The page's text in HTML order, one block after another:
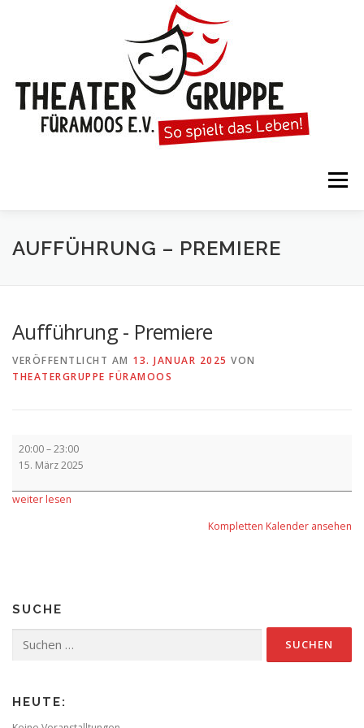
Menü
STARTSEITE DIE THEATERGRUPPE
KALENDER GESPIELTE STÜCKE
AUFFÜHRUNG – PREMIERE
Aufführung - Premiere
VERÖFFENTLICHT AM 13. JANUAR 2025 VON
THEATERGRUPPE FÜRAMOOS
20:00–23:00
15. März 2025
weiter lesen
Kompletten Kalender ansehen
SUCHE
nach:
HEUTE: